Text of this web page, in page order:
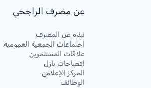
عن مصرف الراجحي
نبذه عن المصرف
اجتماعات الجمعية العمومية
علاقات المستثمرين
افصاحات بازل
المركز الإعلامي
الوظائف